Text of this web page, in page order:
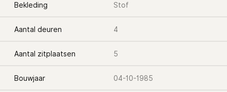
Bekleding Stof
Aantal deuren 4
Aantal zitplaatsen 5
Bouwjaar 04-10-1985